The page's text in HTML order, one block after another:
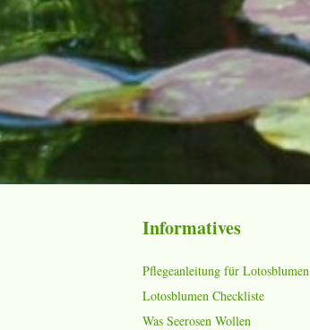
Informatives
Pflegeanleitung für Lotosblumen
Lotosblumen Checkliste
Was Seerosen Wollen